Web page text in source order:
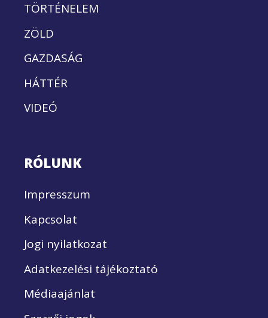
TÖRTÉNELEM
ZÖLD
GAZDASÁG
HÁTTÉR
VIDEÓ
RÓLUNK
Impresszum
Kapcsolat
Jogi nyilatkozat
Adatkezelési tájékoztató
Médiaajánlat